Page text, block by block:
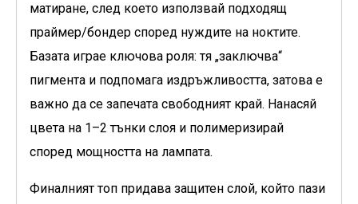
матиране, след което използвай подходящ
праймер/бондер според нуждите на ноктите.
Базата играе ключова роля: тя „заключва“
пигмента и подпомага издръжливостта, затова е
важно да се запечата свободният край. Нанасяй
цвета на 1–2 тънки слоя и полимеризирай
според мощността на лампата.
Финалният топ придава защитен слой, който пази